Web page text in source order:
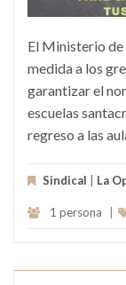
El Ministerio
medida a los
garantizar el
escuelas
regreso a las
Sindical La
1 persona